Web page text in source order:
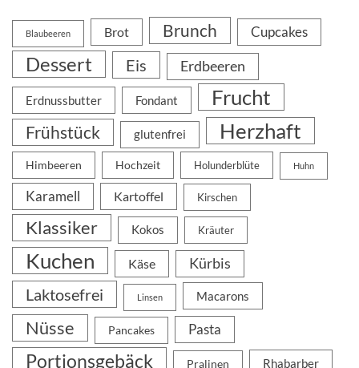
Blaubeeren Brot Brunch Cupcakes
Dessert Eis Erdbeeren
Erdnussbutter Fondant Frucht
Frühstück glutenfrei Herzhaft
Himbeeren Hochzeit Holunderblüte Huhn
Karamell Kartoffel Kirschen
Klassiker Kokos Kräuter
Kuchen Käse Kürbis
Laktosefrei Linsen Macarons
Nüsse Pancakes Pasta
Portionsgebäck Pralinen Rhabarber